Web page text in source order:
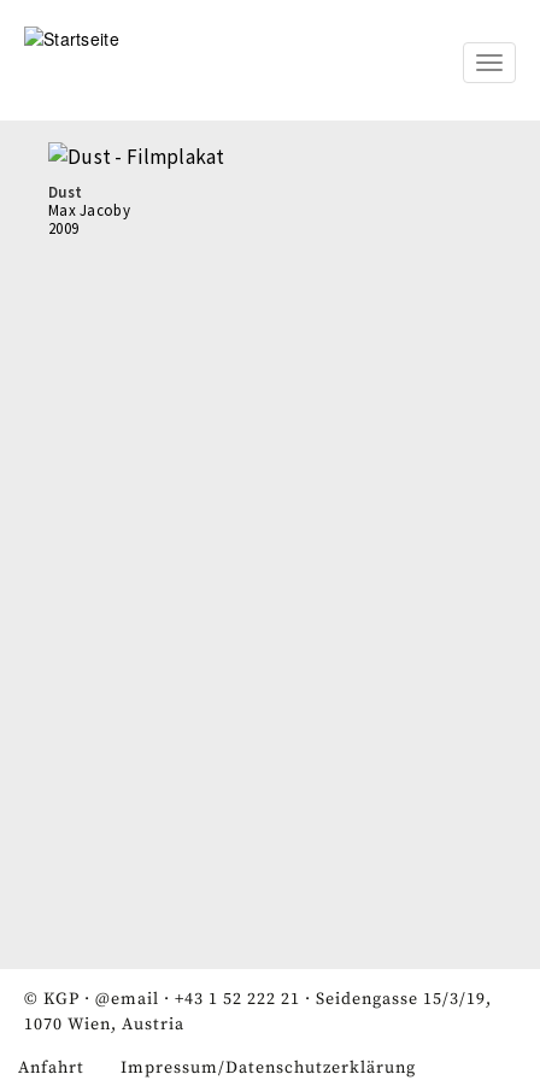
zum
Toggle
Dust
Max Jacoby
2009
© KGP · @email · +43 1 52 222 21 · Seidengasse 15/3/19,
1070 Wien, Austria
Anfahrt Impressum/Datenschutzerklärung